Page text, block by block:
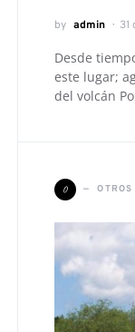
by admin 31
Desde
este lugar;
del volcán
O